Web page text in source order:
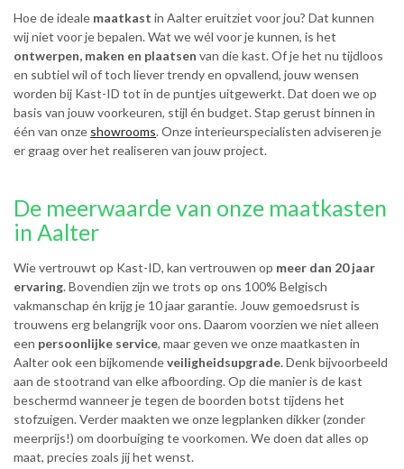
Hoe de ideale maatkast in Aalter eruitziet voor jou? Dat kunnen
wij niet voor je bepalen. Wat we wél voor je kunnen, is het
ontwerpen, maken en plaatsen van die kast. Of je het nu tijdloos
en subtiel wil of toch liever trendy en opvallend, jouw wensen
worden bij Kast-ID tot in de puntjes uitgewerkt. Dat doen we op
basis van jouw voorkeuren, stijl én budget. Stap gerust binnen in
één van onze showrooms. Onze interieurspecialisten adviseren je
er graag over het realiseren van jouw project.
De meerwaarde van onze maatkasten
in Aalter
Wie vertrouwt op Kast-ID, kan vertrouwen op meer dan 20 jaar
ervaring. Bovendien zijn we trots op ons 100% Belgisch
vakmanschap én krijg je 10 jaar garantie. Jouw gemoedsrust is
trouwens erg belangrijk voor ons. Daarom voorzien we niet alleen
een persoonlijke service, maar geven we onze maatkasten in
Aalter ook een bijkomendeveiligheidsupgrade. Denk bijvoorbeeld
aan de stootrand van elke afboording. Op die manier is de kast
beschermd wanneer je tegen de boorden botst tijdens het
stofzuigen. Verder maakten we onze legplanken dikker (zonder
meerprijs!) om doorbuiging te voorkomen. We doen dat alles op
maat, precies zoals jij het wenst.